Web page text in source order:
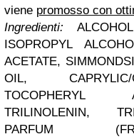
viene promosso con
Ingredienti:
ISOPROPYL
ACETATE,
OIL,
TOCOPHERYL
TRILINOLENIN,
PARFUM